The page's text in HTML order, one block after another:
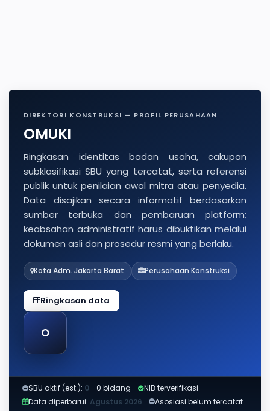
DIREKTORI KONSTRUKSI — PROFIL PERUSAHAAN
OMUKI
Ringkasan identitas badan usaha, cakupan
subklasifikasi SBU yang tercatat, serta referensi
publik untuk penilaian awal mitra atau penyedia.
Data disajikan secara informatif berdasarkan
sumber terbuka dan pembaruan platform;
keabsahan administratif harus dibuktikan melalui
dokumen asli dan prosedur resmi yang berlaku.
Kota Adm. Jakarta Barat Perusahaan Konstruksi
Ringkasan data
O
SBU aktif (est.): 0 · 0 bidang
NIB terverifikasi
Data diperbarui: Agustus 2026 Asosiasi belum tercatat